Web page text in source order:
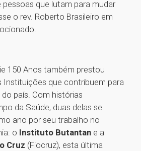
que lutam para mudar
o rev. Roberto Brasileiro em
150 Anos também prestou
Instituições que contribuem para
país. Com histórias
da Saúde, duas delas se
ano por seu trabalho no
o Instituto Butantan e a
Cruz (Fiocruz), esta última